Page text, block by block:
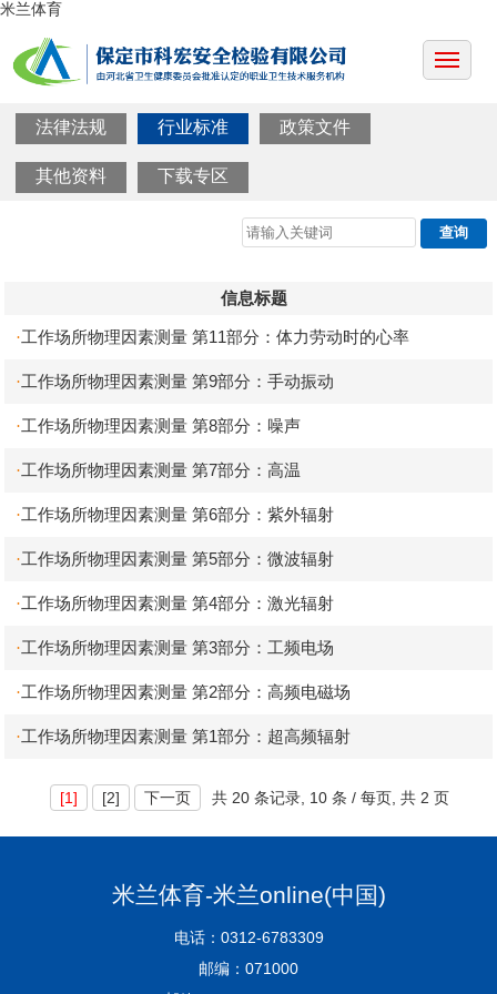
米兰体育
法律法规 行业标准 政策文件
其他资料 下载专区
信息标题
·工作场所物理因素测量 第11部分：体力劳动时的心率
·工作场所物理因素测量 第9部分：手动振动
·工作场所物理因素测量 第8部分：噪声
·工作场所物理因素测量 第7部分：高温
·工作场所物理因素测量 第6部分：紫外辐射
·工作场所物理因素测量 第5部分：微波辐射
·工作场所物理因素测量 第4部分：激光辐射
·工作场所物理因素测量 第3部分：工频电场
·工作场所物理因素测量 第2部分：高频电磁场
·工作场所物理因素测量 第1部分：超高频辐射
[1] [2] 下一页 共 20 条记录, 10 条 / 每页, 共 2 页
米兰体育-米兰online(中国)
电话：0312-6783309
邮编：071000